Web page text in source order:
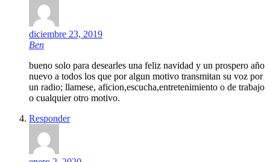
diciembre 23, 2019
Ben
bueno solo para desearles una feliz navidad y un prospero año
nuevo a todos los que por algun motivo transmitan su voz por
un radio; llamese, aficion,escucha,entretenimiento o de trabajo
o cualquier otro motivo.
Responder